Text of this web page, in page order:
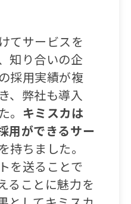
てサービスを
知り合いの企
採用実績が複
、弊社も導入
キミスカは
用ができるサー
持ちました。
を送ることで
ることに魅力を